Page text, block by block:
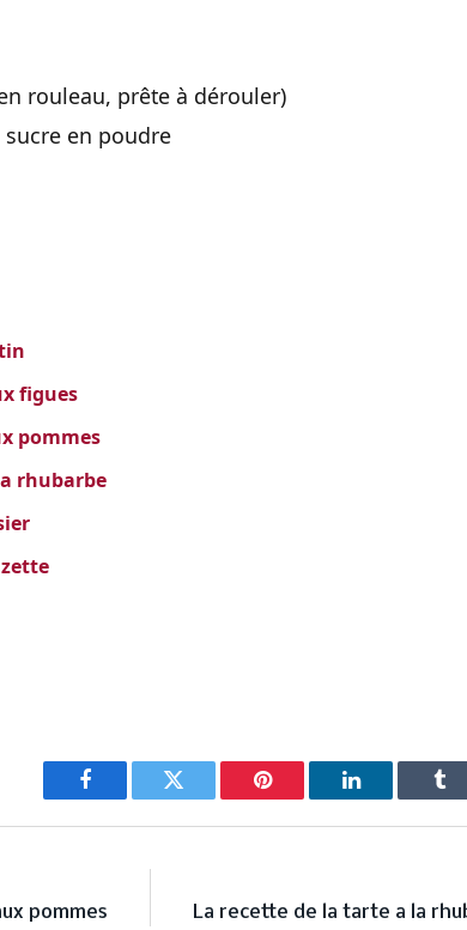
rouleau, prête à dérouler)
sucre en poudre
figues
pommes
rhubarbe
Facebook Twitter Pinterest LinkedIn
pommes La recette de la tarte a la